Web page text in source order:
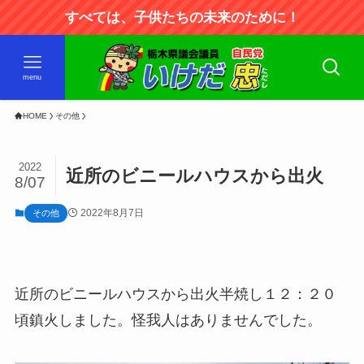
すべては、子供たちの未来のために！
menu
HOME その他
近所のビニールハウスから出火
2022
8/07
その他 2022年8月7日
近所のビニールハウスから出火半焼し１２：２０
頃鎮火しました。怪我人はありませんでした。